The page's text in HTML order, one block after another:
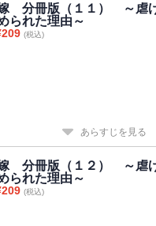
分冊版（１１） ～虐
られた理由～
209 (税込)
あらすじを見る
分冊版（１２） ～虐
られた理由～
209 (税込)